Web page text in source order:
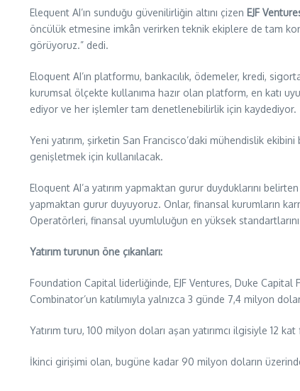
Elequent AI’ın sunduğu güvenilirliğin altını çizen EJF
öncülük etmesine imkân verirken teknik ekiplere de tam
görüyoruz.” dedi.
Eloquent AI’ın platformu, bankacılık, ödemeler, kredi,
kurumsal ölçekte kullanıma hazır olan platform, en katı
ediyor ve her işlemler tam denetlenebilirlik için kaydediyor.
Yeni yatırım, şirketin San Francisco’daki mühendislik
genişletmek için kullanılacak.
Eloquent AI’a yatırım yapmaktan gurur duyduklarını belirten
yapmaktan gurur duyuyoruz. Onlar, finansal kurumların
Operatörleri, finansal uyumluluğun en yüksek
Yatırım turunun öne çıkanları:
Foundation Capital liderliğinde, EJF Ventures, Duke
Combinator’un katılımıyla yalnızca 3 günde 7,4 milyon
Yatırım turu, 100 milyon doları aşan yatırımcı ilgisiyle 12
İkinci girişimi olan, bugüne kadar 90 milyon doların